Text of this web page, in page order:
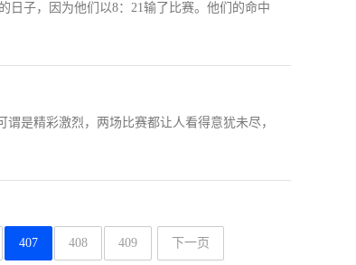
子，因为他们以8：21输了比赛。他们的命中
是精彩激烈，两场比赛都让人看得意犹未尽，
407 408 409 下一页